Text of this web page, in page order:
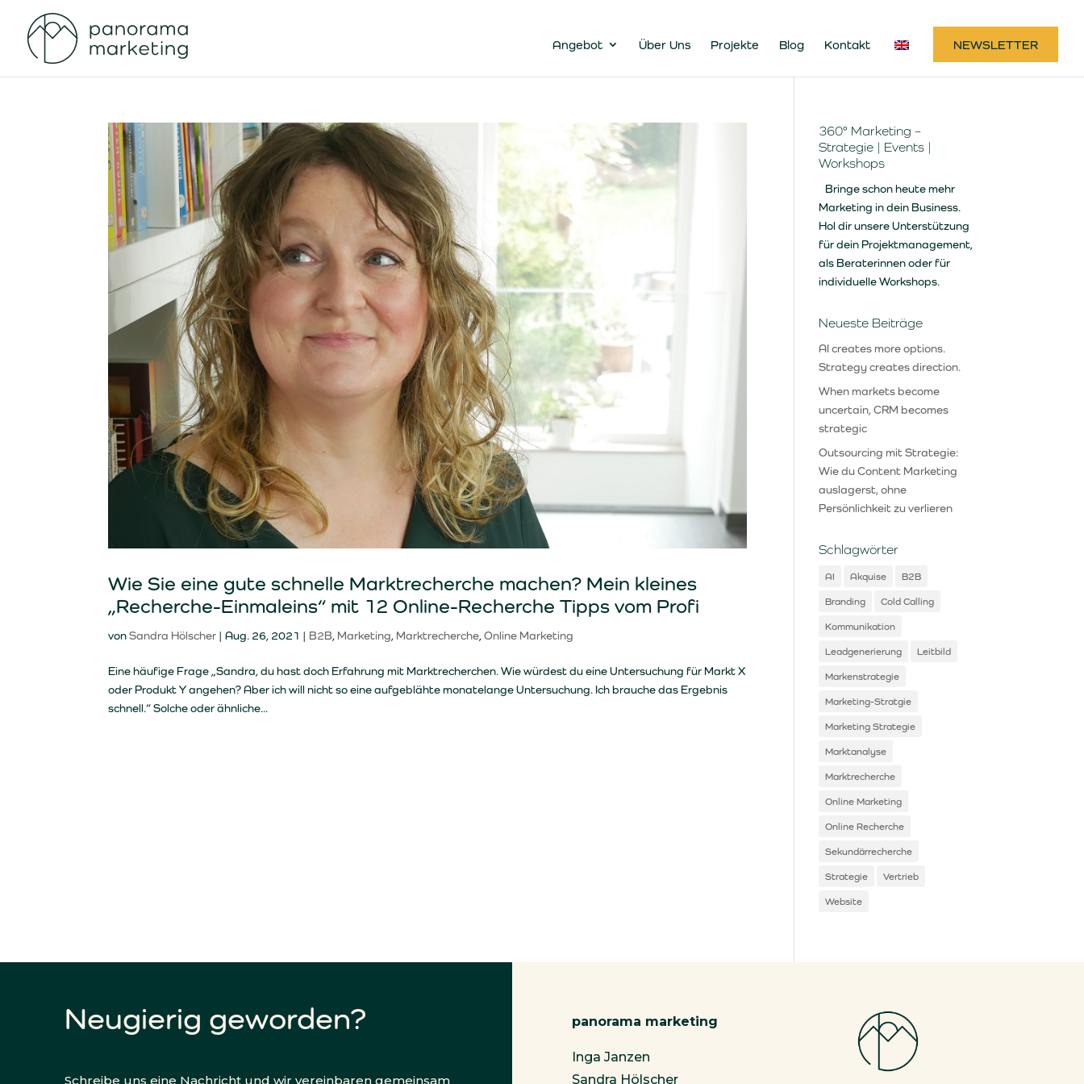
Angebot Über Uns Projekte Blog Kontakt NEWSLETTER
Wie Sie eine gute schnelle Marktrecherche machen? Mein kleines
„Recherche-Einmaleins“ mit 12 Online-Recherche Tipps vom Profi
vonSandra Hölscher |Aug. 26, 2021 | B2B, Marketing, Marktrecherche,Online Marketing
Eine häufige Frage „Sandra, du hast doch Erfahrung mit Marktrecherchen. Wie würdest du eine Untersuchung für Markt X
oder Produkt Y angehen? Aber ich will nicht so eine aufgeblähte monatelange Untersuchung. Ich brauche das Ergebnis
schnell.“ Solche oder ähnliche...
360° Marketing –
Strategie | Events |
Workshops
Bringe schon heute mehr
Marketing in dein Business.
Hol dir unsere Unterstützung
für dein Projektmanagement,
als Beraterinnen oder für
individuelle Workshops.
Neueste Beiträge
AI creates more options.
Strategy creates direction.
When markets become
uncertain, CRM becomes
strategic
Outsourcing mit Strategie:
Wie du Content Marketing
auslagerst, ohne
Persönlichkeit zu verlieren
Schlagwörter
AI Akquise B2B
Branding Cold Calling
Kommunikation
Leadgenerierung Leitbild
Markenstrategie
Marketing-Stratgie
Marketing Strategie
Marktanalyse
Marktrecherche
Online Marketing
Online Recherche
Sekundärrecherche
Strategie Vertrieb
Website
Neugierig geworden?
Schreibe uns eine Nachricht und wir vereinbaren gemeinsam
panorama marketing
Inga Janzen
Sandra Hölscher